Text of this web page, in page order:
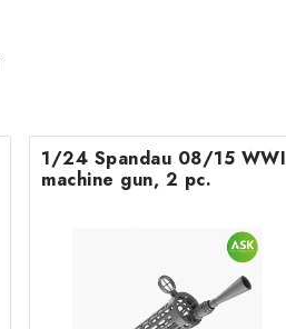
1/24 Spandau 08/15 WWI
machine gun, 2 pc.